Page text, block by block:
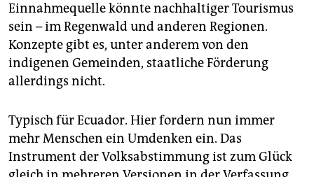
Einnahmequelle könnte nachhaltiger Tourismus
sein – im Regenwald und anderen Regionen.
Konzepte gibt es, unter anderem von den
indigenen Gemeinden, staatliche Förderung
allerdings nicht.
Typisch für Ecuador. Hier fordern nun immer
mehr Menschen ein Umdenken ein. Das
Instrument der Volksabstimmung ist zum Glück